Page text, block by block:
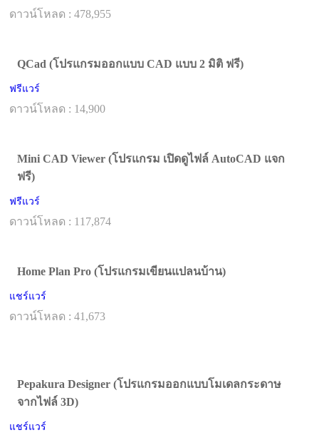
ดาวน์โหลด : 478,955
QCad (โปรแกรมออกแบบ CAD แบบ 2 มิติ ฟรี)
ฟรีแวร์
ดาวน์โหลด : 14,900
Mini CAD Viewer (โปรแกรม เปิดดูไฟล์ AutoCAD แจก
ฟรี)
ฟรีแวร์
ดาวน์โหลด : 117,874
Home Plan Pro (โปรแกรมเขียนแปลนบ้าน)
แชร์แวร์
ดาวน์โหลด : 41,673
Pepakura Designer (โปรแกรมออกแบบโมเดลกระดาษ
จากไฟล์ 3D)
แชร์แวร์